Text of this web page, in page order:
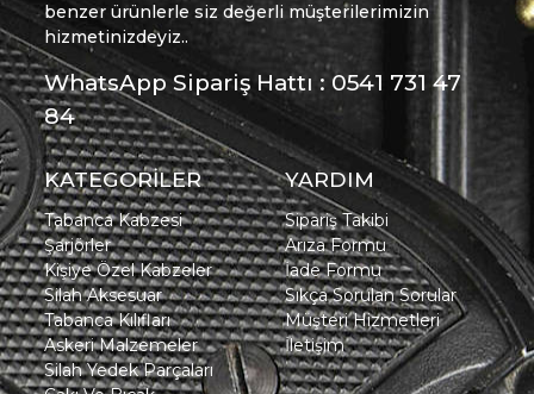
benzer ürünlerle siz değerli müşterilerimizin
hizmetinizdeyiz..
WhatsApp Sipariş Hattı : 0541 731 47
84
KATEGORİLER
Tabanca Kabzesi
Şarjörler
Kişiye Özel Kabzeler
Silah Aksesuar
Tabanca Kılıfları
Askeri Malzemeler
Silah Yedek Parçaları
YARDIM
Sipariş Takibi
Arıza Formu
İade Formu
Sıkça Sorulan Sorular
Müşteri Hizmetleri
İletişim